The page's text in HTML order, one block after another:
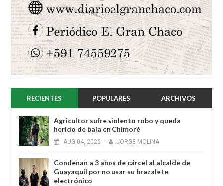
RECIENTES POPULARES ARCHIVOS
Agricultor sufre violento robo y queda
herido de bala en Chimoré
AUG 04, 2026 - JORGE MOLINA
Condenan a 3 años de cárcel al alcalde de
Guayaquil por no usar su brazalete
electrónico